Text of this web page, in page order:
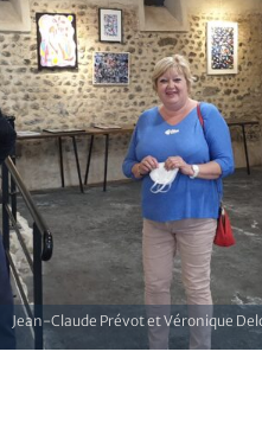
Jean-Claude Prévot et Véronique